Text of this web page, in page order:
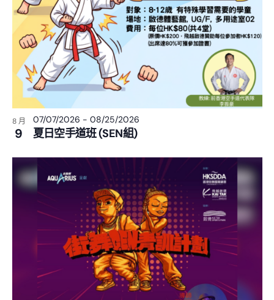
8 月
9
07/07/2026 - 08/25/2026
夏日空手道班 (SEN組)